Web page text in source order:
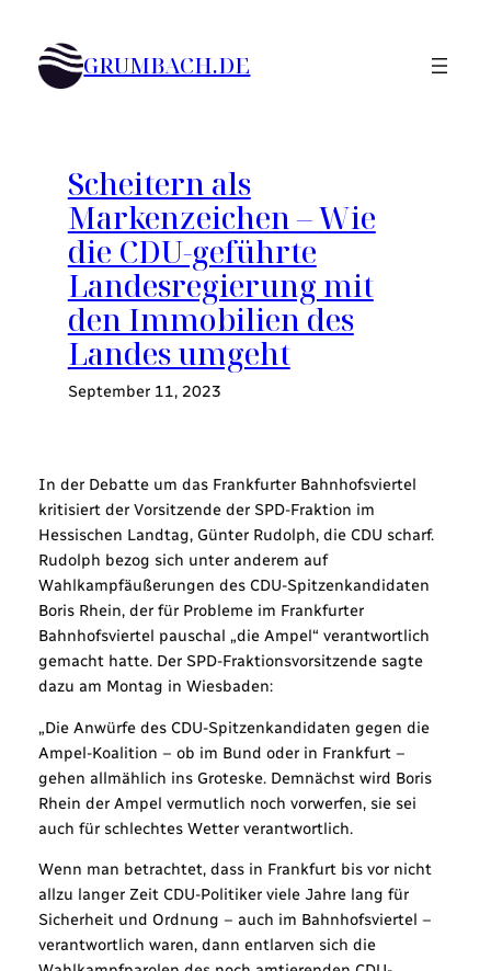
Inhalt
springen GRUMBACH.DE
Scheitern als
Markenzeichen – Wie
die CDU-geführte
Landesregierung mit
den Immobilien des
Landes umgeht
September 11, 2023
In der Debatte um das Frankfurter Bahnhofsviertel
kritisiert der Vorsitzende der SPD-Fraktion im
Hessischen Landtag, Günter Rudolph, die CDU scharf.
Rudolph bezog sich unter anderem auf
Wahlkampfäußerungen des CDU-Spitzenkandidaten
Boris Rhein, der für Probleme im Frankfurter
Bahnhofsviertel pauschal „die Ampel“ verantwortlich
gemacht hatte. Der SPD-Fraktionsvorsitzende sagte
dazu am Montag in Wiesbaden:
„Die Anwürfe des CDU-Spitzenkandidaten gegen die
Ampel-Koalition – ob im Bund oder in Frankfurt –
gehen allmählich ins Groteske. Demnächst wird Boris
Rhein der Ampel vermutlich noch vorwerfen, sie sei
auch für schlechtes Wetter verantwortlich.
Wenn man betrachtet, dass in Frankfurt bis vor nicht
allzu langer Zeit CDU-Politiker viele Jahre lang für
Sicherheit und Ordnung – auch im Bahnhofsviertel –
verantwortlich waren, dann entlarven sich die